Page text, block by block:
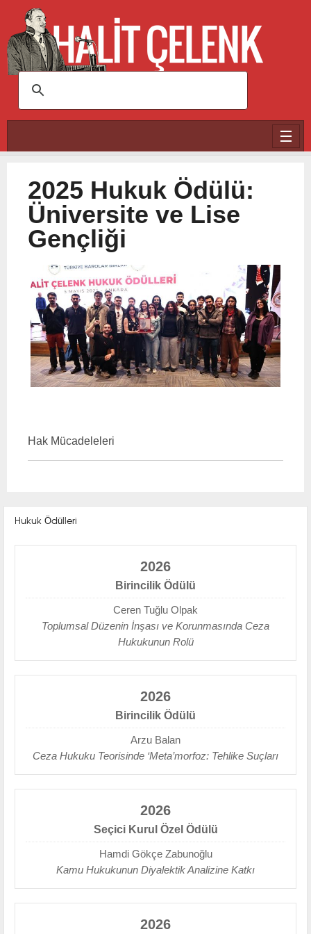
Ana içeriğe atla
2025 Hukuk Ödülü:
Üniversite ve Lise
Gençliği
Hak Mücadeleleri
Hukuk Ödülleri
2026
Birincilik Ödülü
Ceren Tuğlu Olpak
Toplumsal Düzenin İnşası ve Korunmasında Ceza
Hukukunun Rolü
2026
Birincilik Ödülü
Arzu Balan
Ceza Hukuku Teorisinde ‘Meta’morfoz: Tehlike Suçları
2026
Seçici Kurul Özel Ödülü
Hamdi Gökçe Zabunoğlu
Kamu Hukukunun Diyalektik Analizine Katkı
2026